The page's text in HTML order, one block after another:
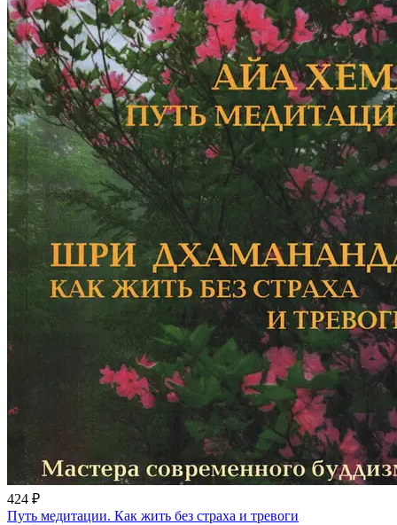
424 ₽
Путь медитации. Как жить без страха и тревоги